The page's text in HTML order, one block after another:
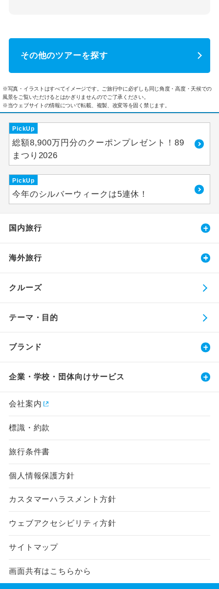
その他のツアーを探す
※写真・イラストはすべてイメージです。ご旅行中に必ずしも同じ角度・高度・天候での
風景をご覧いただけるとはかぎりませんのでご了承ください。
※当ウェブサイトの情報について転載、複製、改変等を固く禁じます。
PickUp
総額8,900万円分のクーポンプレゼント！89
まつり2026
PickUp
今年のシルバーウィークは5連休！
国内旅行
海外旅行
クルーズ
テーマ・目的
ブランド
企業・学校・団体向けサービス
会社案内
標識・約款
旅行条件書
個人情報保護方針
カスタマーハラスメント方針
ウェブアクセシビリティ方針
サイトマップ
画面共有はこちらから